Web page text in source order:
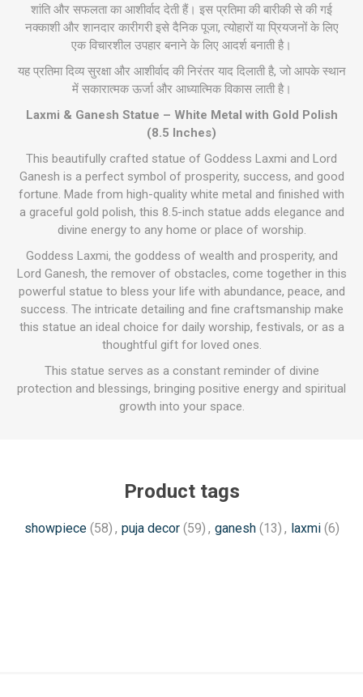
शांति और सफलता का आशीर्वाद देती हैं। इस प्रतिमा की बारीकी से की गई
नक्काशी और शानदार कारीगरी इसे दैनिक पूजा, त्योहारों या प्रियजनों के लिए
एक विचारशील उपहार बनाने के लिए आदर्श बनाती है।
यह प्रतिमा दिव्य सुरक्षा और आशीर्वाद की निरंतर याद दिलाती है, जो आपके स्थान
में सकारात्मक ऊर्जा और आध्यात्मिक विकास लाती है।
Laxmi & Ganesh Statue – White Metal with Gold Polish
(8.5 Inches)
This beautifully crafted statue of Goddess Laxmi and Lord
Ganesh is a perfect symbol of prosperity, success, and good
fortune. Made from high-quality white metal and finished with
a graceful gold polish, this 8.5-inch statue adds elegance and
divine energy to any home or place of worship.
Goddess Laxmi, the goddess of wealth and prosperity, and
Lord Ganesh, the remover of obstacles, come together in this
powerful statue to bless your life with abundance, peace, and
success. The intricate detailing and fine craftsmanship make
this statue an ideal choice for daily worship, festivals, or as a
thoughtful gift for loved ones.
This statue serves as a constant reminder of divine
protection and blessings, bringing positive energy and spiritual
growth into your space.
Product tags
showpiece (58) , puja decor (59) , ganesh (13) , laxmi (6)